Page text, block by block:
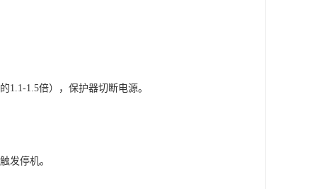
1.1-1.5倍），保护器切断电源。
发停机。